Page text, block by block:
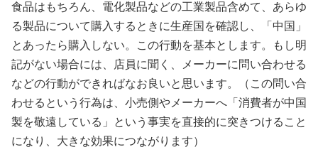
食品はもちろん、電化製品などの工業製品含めて、あらゆ
る製品について購入するときに生産国を確認し、「中国」
とあったら購入しない。この行動を基本とします。もし明
記がない場合には、店員に聞く、メーカーに問い合わせる
などの行動ができればなお良いと思います。（この問い合
わせるという行為は、小売側やメーカーへ「消費者が中国
製を敬遠している」という事実を直接的に突きつけること
になり、大きな効果につながります）